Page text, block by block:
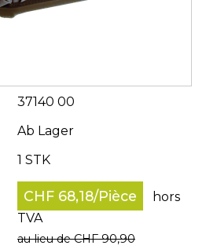
37140 00
Ab Lager
1 STK
CHF 68,18/Pièce
hors
TVA
au lieu de CHF 90,90